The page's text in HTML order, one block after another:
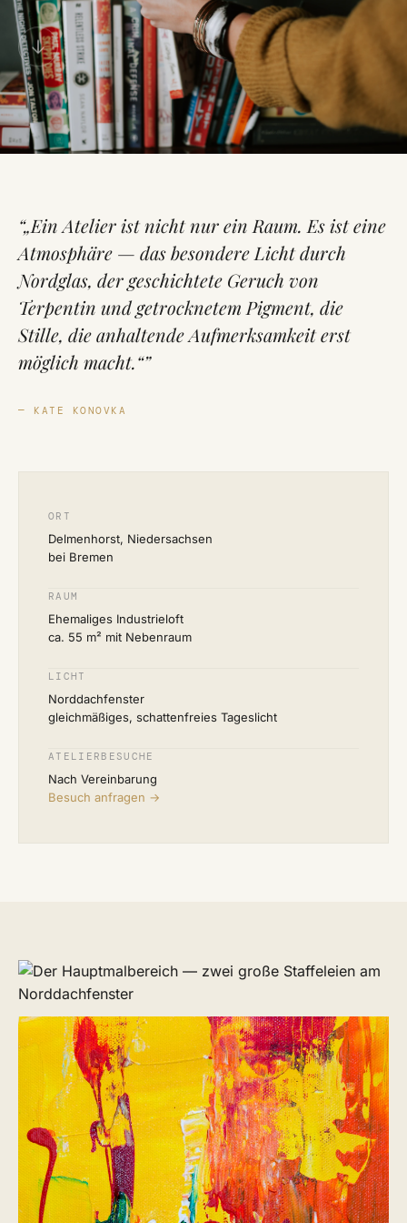
„Ein Atelier ist nicht nur ein Raum. Es ist eine
Atmosphäre — das besondere Licht durch
Nordglas, der geschichtete Geruch von
Terpentin und getrocknetem Pigment, die
Stille, die anhaltende Aufmerksamkeit erst
möglich macht.“
KATE KONOVKA
ORT
Delmenhorst, Niedersachsen
bei Bremen
RAUM
Ehemaliges Industrieloft
ca. 55 m² mit Nebenraum
LICHT
Norddachfenster
gleichmäßiges, schattenfreies Tageslicht
ATELIERBESUCHE
Nach Vereinbarung
Besuch anfragen →